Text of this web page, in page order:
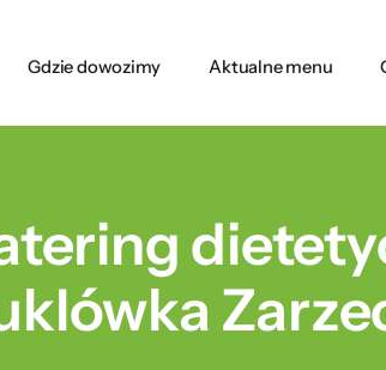
Gdzie dowozimy Aktualne menu